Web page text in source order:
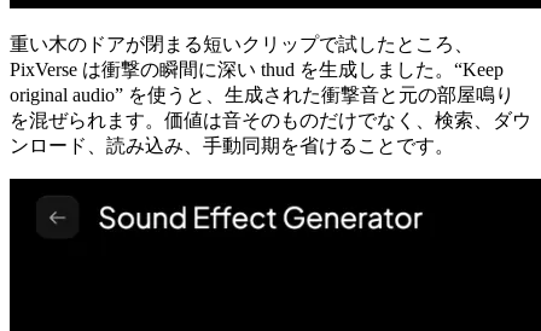
重い木のドアが閉まる短いクリップで試したところ、
PixVerse は衝撃の瞬間に深い thud を生成しました。“Keep
original audio” を使うと、生成された衝撃音と元の部屋鳴り
を混ぜられます。価値は音そのものだけでなく、検索、ダウ
ンロード、読み込み、手動同期を省けることです。